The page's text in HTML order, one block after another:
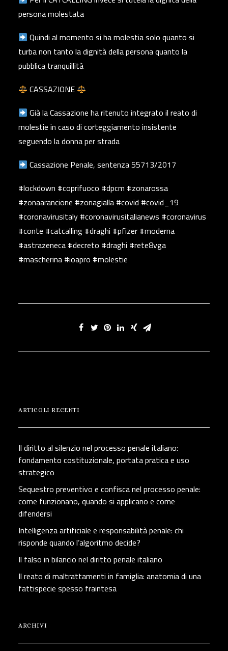
persona molestata
Quindi al momento si ha molestia solo quanto si
turba non tanto la dignità della persona quanto la
pubblica tranquillità
CASSAZIONE
Già la Cassazione ha ritenuto integrato il reato di
molestie in caso di corteggiamento insistente
seguendo la donna per strada
Cassazione Penale, sentenza 55713/2017
#lockdown #coprifuoco #dpcm #zonarossa
#zonaarancione #zonagialla #covid #covid_19
#coronavirusitaly #coronavirusitalianews #coronavirus
#conte #catcalling #draghi #pfizer #moderna
#astrazeneca #decreto #draghi #rete8vga
#mascherina #ioapro #molestie
ARTICOLI RECENTI
Il diritto al silenzio nel processo penale italiano:
fondamento costituzionale, portata pratica e uso
strategico
Sequestro preventivo e confisca nel processo penale:
come funzionano, quando si applicano e come
difendersi
Intelligenza artificiale e responsabilità penale: chi
risponde quando l’algoritmo decide?
Il falso in bilancio nel diritto penale italiano
Il reato di maltrattamenti in famiglia: anatomia di una
fattispecie spesso fraintesa
ARCHIVI